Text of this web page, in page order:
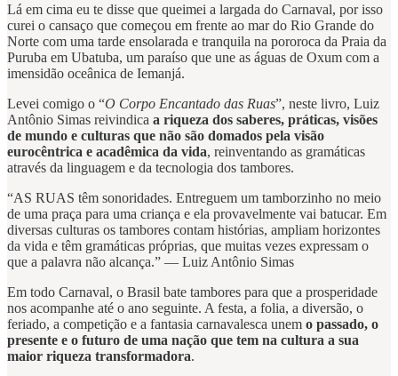
Lá em cima eu te disse que queimei a largada do Carnaval, por isso
curei o cansaço que começou em frente ao mar do Rio Grande do
Norte com uma tarde ensolarada e tranquila na pororoca da Praia da
Puruba em Ubatuba, um paraíso que une as águas de Oxum com a
imensidão oceânica de Iemanjá.
Levei comigo o “O Corpo Encantado das Ruas”, neste livro, Luiz
Antônio Simas reivindica a riqueza dos saberes, práticas, visões
de mundo e culturas que não são domados pela visão
eurocêntrica e acadêmica da vida, reinventando as gramáticas
através da linguagem e da tecnologia dos tambores.
“AS RUAS têm sonoridades. Entreguem um tamborzinho no meio
de uma praça para uma criança e ela provavelmente vai batucar. Em
diversas culturas os tambores contam histórias, ampliam horizontes
da vida e têm gramáticas próprias, que muitas vezes expressam o
que a palavra não alcança.” — Luiz Antônio Simas
Em todo Carnaval, o Brasil bate tambores para que a prosperidade
nos acompanhe até o ano seguinte. A festa, a folia, a diversão, o
feriado, a competição e a fantasia carnavalesca unem o passado, o
presente e o futuro de uma nação que tem na cultura a sua
maior riqueza transformadora.